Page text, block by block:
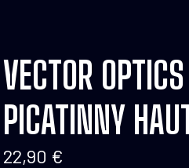
VECTOR
PICATINNY
22,90 €